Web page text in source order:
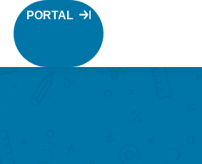
PORTAL